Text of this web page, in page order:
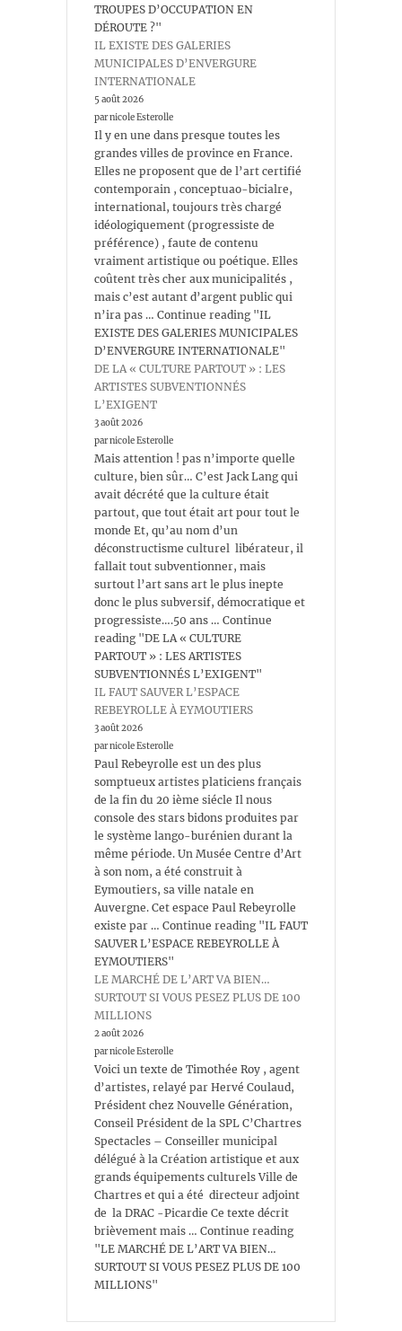
TROUPES D’OCCUPATION EN
DÉROUTE ?"
IL EXISTE DES GALERIES
MUNICIPALES D’ENVERGURE
INTERNATIONALE
5 août 2026
par nicole Esterolle
Il y en une dans presque toutes les
grandes villes de province en France.
Elles ne proposent que de l’art certifié
contemporain , conceptuao-bicialre,
international, toujours très chargé
idéologiquement (progressiste de
préférence) , faute de contenu
vraiment artistique ou poétique. Elles
coûtent très cher aux municipalités ,
mais c’est autant d’argent public qui
n’ira pas … Continue reading "IL
EXISTE DES GALERIES MUNICIPALES
D’ENVERGURE INTERNATIONALE"
DE LA « CULTURE PARTOUT » : LES
ARTISTES SUBVENTIONNÉS
L’EXIGENT
3 août 2026
par nicole Esterolle
Mais attention ! pas n’importe quelle
culture, bien sûr… C’est Jack Lang qui
avait décrété que la culture était
partout, que tout était art pour tout le
monde Et, qu’au nom d’un
déconstructisme culturel libérateur, il
fallait tout subventionner, mais
surtout l’art sans art le plus inepte
donc le plus subversif, démocratique et
progressiste….50 ans … Continue
reading "DE LA « CULTURE
PARTOUT » : LES ARTISTES
SUBVENTIONNÉS L’EXIGENT"
IL FAUT SAUVER L’ESPACE
REBEYROLLE À EYMOUTIERS
3 août 2026
par nicole Esterolle
Paul Rebeyrolle est un des plus
somptueux artistes platiciens français
de la fin du 20 ième siécle Il nous
console des stars bidons produites par
le système lango-burénien durant la
même période. Un Musée Centre d’Art
à son nom, a été construit à
Eymoutiers, sa ville natale en
Auvergne. Cet espace Paul Rebeyrolle
existe par … Continue reading "IL FAUT
SAUVER L’ESPACE REBEYROLLE À
EYMOUTIERS"
LE MARCHÉ DE L’ART VA BIEN…
SURTOUT SI VOUS PESEZ PLUS DE 100
MILLIONS
2 août 2026
par nicole Esterolle
Voici un texte de Timothée Roy , agent
d’artistes, relayé par Hervé Coulaud,
Président chez Nouvelle Génération,
Conseil Président de la SPL C’Chartres
Spectacles – Conseiller municipal
délégué à la Création artistique et aux
grands équipements culturels Ville de
Chartres et qui a été directeur adjoint
de la DRAC -Picardie Ce texte décrit
brièvement mais … Continue reading
"LE MARCHÉ DE L’ART VA BIEN…
SURTOUT SI VOUS PESEZ PLUS DE 100
MILLIONS"